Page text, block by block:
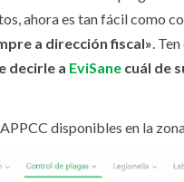
ahora es tan fácil como
a dirección fiscal».
decirle a EviSane cuál de
disponibles en la